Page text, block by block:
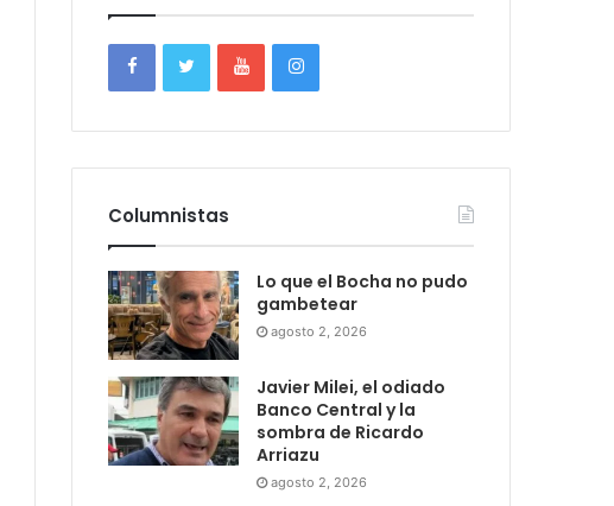
Columnistas
Lo que el Bocha no pudo
gambetear
agosto 2, 2026
Javier Milei, el odiado
Banco Central y la
sombra de Ricardo
Arriazu
agosto 2, 2026